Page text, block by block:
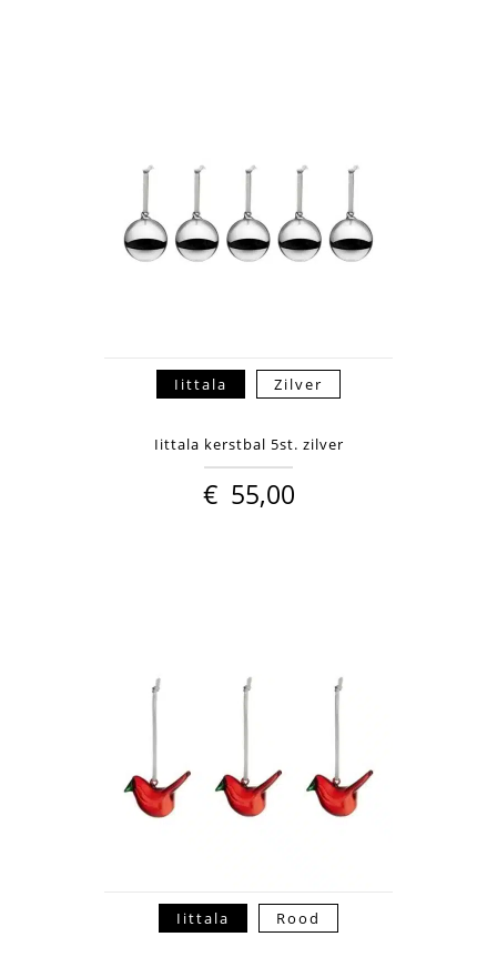
Iittala Zilver
Iittala kerstbal 5st. zilver
€ 55,00
Iittala Rood